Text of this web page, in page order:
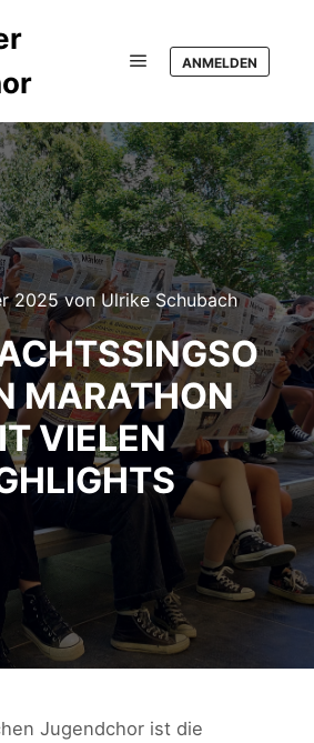
ANMELDEN
2025vonUlrike Schubach
MARATHON
VIELEN
Jugendchor ist die